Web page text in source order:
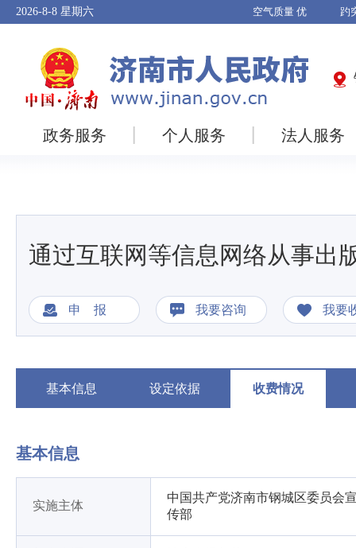
2026-8-8 星期六
政务服务 个人服务 法人服务
通过互联网等信息网络从事出
申 报 我要咨询 我要
基本信息 设定依据 收费情况
基本信息
实施主体
中国共产党济南市钢城区委员会
传部